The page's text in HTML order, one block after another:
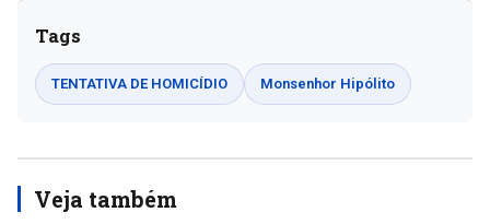
Tags
TENTATIVA DE HOMICÍDIO Monsenhor Hipólito
Veja também